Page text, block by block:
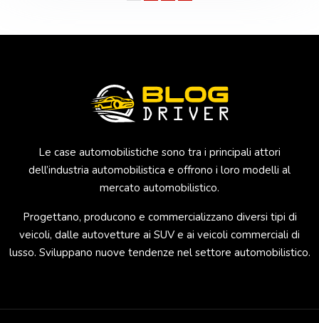
Le case automobilistiche sono tra i principali attori
dell’industria automobilistica e offrono i loro modelli al
mercato automobilistico.
Progettano, producono e commercializzano diversi tipi di
veicoli, dalle autovetture ai SUV e ai veicoli commerciali di
lusso. Sviluppano nuove tendenze nel settore automobilistico.